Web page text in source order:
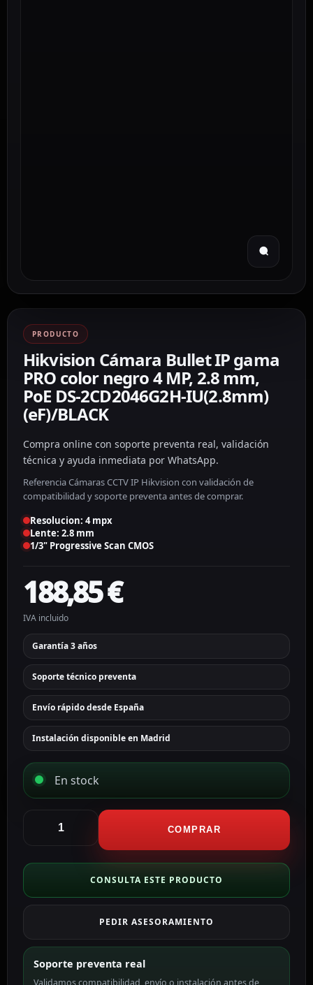
PRODUCTO
Hikvision Cámara Bullet IP gama
PRO color negro 4 MP, 2.8 mm,
PoE DS-2CD2046G2H-IU(2.8mm)
(eF)/BLACK
Compra online con soporte preventa real, validación
técnica y ayuda inmediata por WhatsApp.
Referencia Cámaras CCTV IP Hikvision con validación de
compatibilidad y soporte preventa antes de comprar.
Resolucion: 4 mpx
Lente: 2.8 mm
1/3" Progressive Scan CMOS
188,85€
IVA incluido
Garantía 3 años
Soporte técnico preventa
Envío rápido desde España
Instalación disponible en Madrid
En stock
Cámara
IP
PRO
color
MP,
2.8
COMPRAR
CONSULTA ESTE PRODUCTO
PEDIR ASESORAMIENTO
Soporte preventa real
Validamos compatibilidad, envío o instalación antes de